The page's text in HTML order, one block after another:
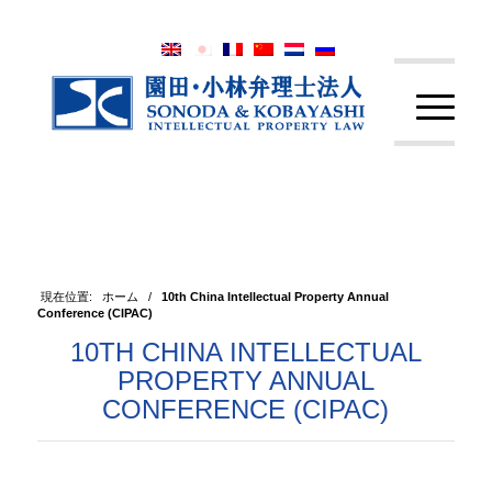
現在位置: ホーム /
10th China Intellectual Property Annual
Conference (CIPAC)
10TH CHINA INTELLECTUAL
PROPERTY ANNUAL
CONFERENCE (CIPAC)